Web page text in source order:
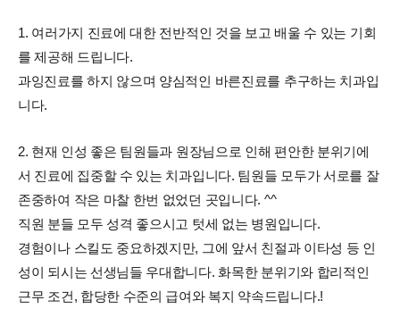
1. 여러가지 진료에 대한 전반적인 것을 보고 배울 수 있는 기회
를 제공해 드립니다.
과잉진료를 하지 않으며 양심적인 바른진료를 추구하는 치과입
니다.
2. 현재 인성 좋은 팀원들과 원장님으로 인해 편안한 분위기에
서 진료에 집중할 수 있는 치과입니다. 팀원들 모두가 서로를 잘
존중하여 작은 마찰 한번 없었던 곳입니다. ^^
직원 분들 모두 성격 좋으시고 텃세 없는 병원입니다.
경험이나 스킬도 중요하겠지만, 그에 앞서 친절과 이타성 등 인
성이 되시는 선생님들 우대합니다. 화목한 분위기와 합리적인
근무 조건, 합당한 수준의 급여와 복지 약속드립니다.!